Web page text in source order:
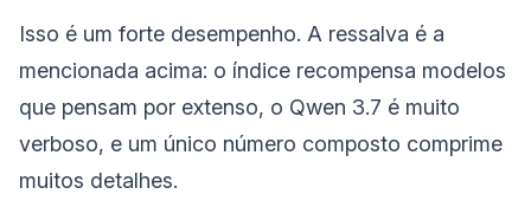
Isso é um forte desempenho. A ressalva é a
mencionada acima: o índice recompensa modelos
que pensam por extenso, o Qwen 3.7 é muito
verboso, e um único número composto comprime
muitos detalhes.